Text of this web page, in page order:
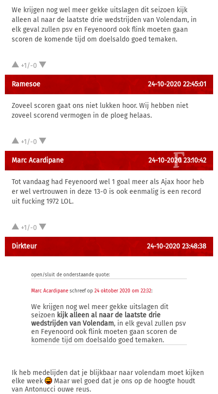
We krijgen nog wel meer gekke uitslagen dit seizoen kijk
alleen al naar de laatste drie wedstrijden van Volendam, in
elk geval zullen psv en Feyenoord ook flink moeten gaan
scoren de komende tijd om doelsaldo goed temaken.
+1/-0
Ramesoe 24-10-2020 22:45:01
Zoveel scoren gaat ons niet lukken hoor. Wij hebben niet
zoveel scorend vermogen in de ploeg helaas.
+1/-0
Marc Acardipane 24-10-2020 23:10:42
Tot vandaag had Feyenoord wel 1 goal meer als Ajax hoor heb
er wel vertrouwen in deze 13-0 is ook eenmalig is een record
uit fucking 1972 LOL.
+1/-0
Dirkteur 24-10-2020 23:48:38
open/sluit de onderstaande quote:
Marc Acardipane schreef op 24 oktober 2020 om 22:32:
We krijgen nog wel meer gekke uitslagen dit
seizoen kijk alleen al naar de laatste drie
wedstrijden van Volendam, in elk geval zullen psv
en Feyenoord ook flink moeten gaan scoren de
komende tijd om doelsaldo goed temaken.
Ik heb medelijden dat je blijkbaar naar volendam moet kijken
elke week
Maar wel goed dat je ons op de hoogte houdt
van Antonucci ouwe reus.